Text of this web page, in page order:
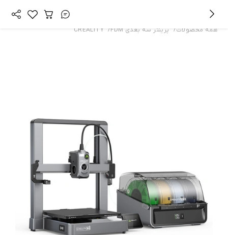
همه محصولات/ پرینتر سه بعدی FDM /
CREALITY